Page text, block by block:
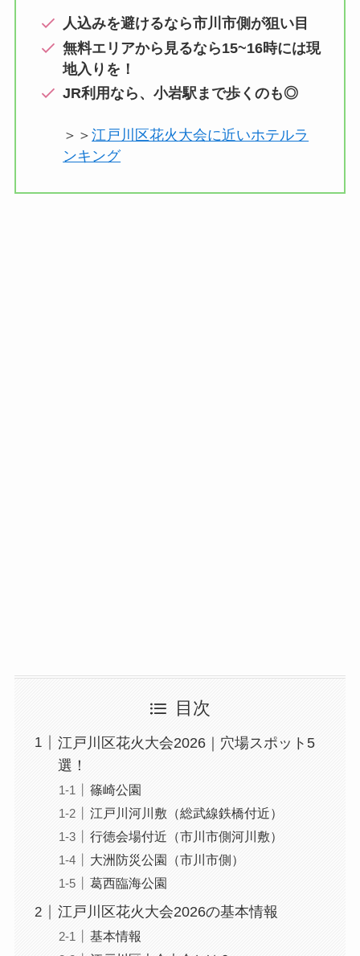
人込みを避けるなら市川市側が狙い目
無料エリアから見るなら15~16時には現
地入りを！
JR利用なら、小岩駅まで歩くのも◎
＞＞江戸川区花火大会に近いホテルラ
ンキング
目次
江戸川区花火大会2026｜穴場スポット5
選！
篠崎公園
江戸川河川敷（総武線鉄橋付近）
行徳会場付近（市川市側河川敷）
大洲防災公園（市川市側）
葛西臨海公園
江戸川区花火大会2026の基本情報
基本情報